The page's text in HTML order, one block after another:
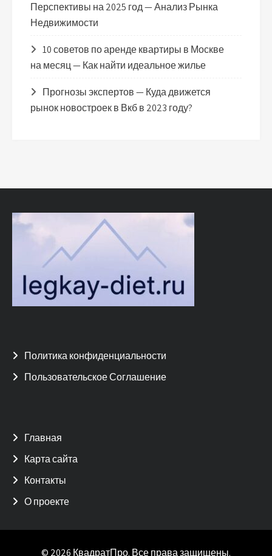
Перспективы на 2025 год — Анализ Рынка
Недвижимости
10 советов по аренде квартиры в Москве
на месяц — Как найти идеальное жилье
Прогнозы экспертов — Куда движется
рынок новостроек в Вкб в 2023 году?
Политика конфиденциальности
Пользовательское Соглашение
Главная
Карта сайта
Контакты
О проекте
© 2026 КвадратПро. Все права защищены.